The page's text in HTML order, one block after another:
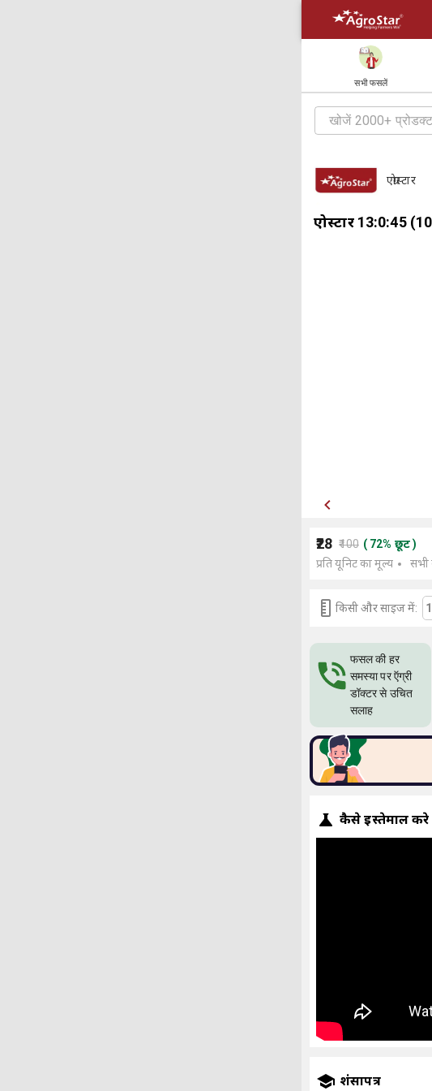
सभी फसलें
एग्रोस्टार
एग्रोस्टार 13:0:45 (100
₹28 ₹100 ( 72% छूट)
प्रति यूनिट का मूल्य
सभी
किसी और साइज में: 1
फसल की हर
समस्या पर ऍग्री
डॉक्टर से उचित
सलाह
कैसे इस्तेमाल करे
प्रशंसापत्र